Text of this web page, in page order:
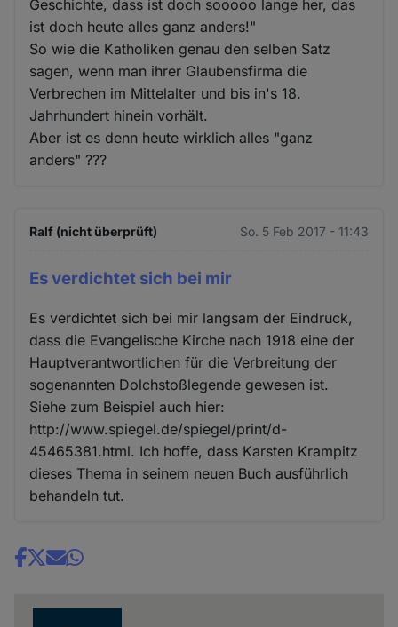
Geschichte, dass ist doch sooooo lange her, das
ist doch heute alles ganz anders!"
So wie die Katholiken genau den selben Satz
sagen, wenn man ihrer Glaubensfirma die
Verbrechen im Mittelalter und bis in's 18.
Jahrhundert hinein vorhält.
Aber ist es denn heute wirklich alles "ganz
anders" ???
Ralf (nicht überprüft) So. 5 Feb 2017 - 11:43
Es verdichtet sich bei mir
Es verdichtet sich bei mir langsam der Eindruck,
dass die Evangelische Kirche nach 1918 eine der
Hauptverantwortlichen für die Verbreitung der
sogenannten Dolchstoßlegende gewesen ist.
Siehe zum Beispiel auch hier:
http://www.spiegel.de/spiegel/print/d-
45465381.html. Ich hoffe, dass Karsten Krampitz
dieses Thema in seinem neuen Buch ausführlich
behandeln tut.
Share